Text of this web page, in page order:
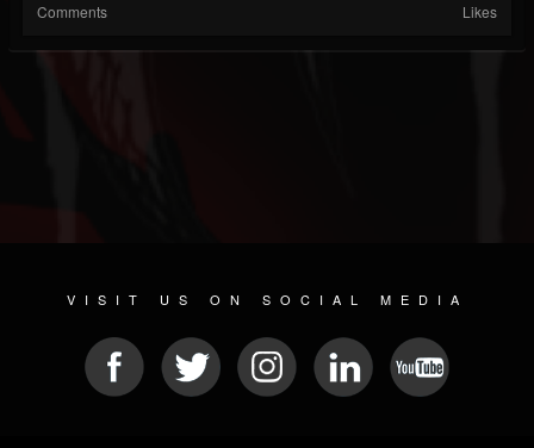
Comments Likes
VISIT US ON SOCIAL MEDIA